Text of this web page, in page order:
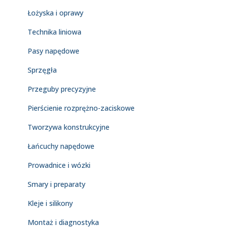
Łożyska i oprawy
Technika liniowa
Pasy napędowe
Sprzęgła
Przeguby precyzyjne
Pierścienie rozprężno-zaciskowe
Tworzywa konstrukcyjne
Łańcuchy napędowe
Prowadnice i wózki
Smary i preparaty
Kleje i silikony
Montaż i diagnostyka